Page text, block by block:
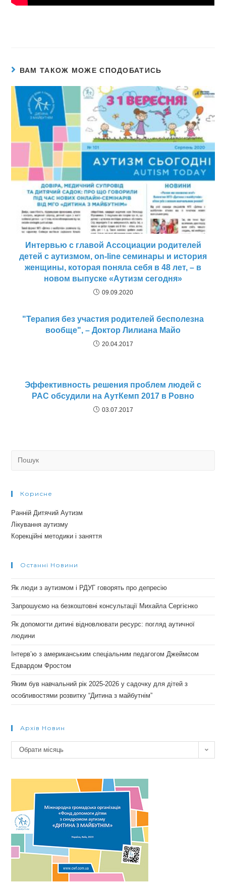
ВАМ ТАКОЖ МОЖЕ СПОДОБАТИСЬ
Интервью с главой Ассоциации родителей
детей с аутизмом, on-line семинары и история
женщины, которая поняла себя в 48 лет, – в
новом выпуске «Аутизм сегодня»
09.09.2020
"Терапия без участия родителей бесполезна
вообще", – Доктор Лилиана Майо
20.04.2017
Эффективность решения проблем людей с
РАС обсудили на АутКемп 2017 в Ровно
03.07.2017
Корисне
Ранній Дитячий Аутизм
Лікування аутизму
Корекційні методики і заняття
Останні Новини
Як люди з аутизмом і РДУГ говорять про депресію
Запрошуємо на безкоштовні консультації Михайла Сергієнко
Як допомогти дитині відновлювати ресурс: погляд аутичної
людини
Інтерв’ю з американським спеціальним педагогом Джеймсом
Едвардом Фростом
Яким був навчальний рік 2025-2026 у садочку для дітей з
особливостями розвитку “Дитина з майбутнім”
Архів Новин
Архів
новин
Обрати місяць